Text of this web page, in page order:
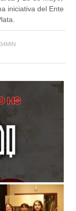
iniciativa del Ente